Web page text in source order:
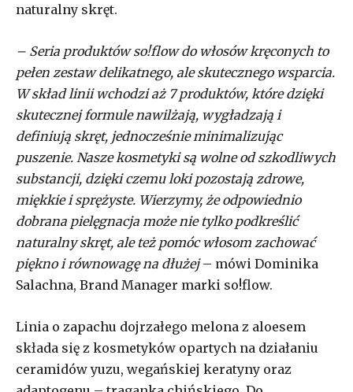
naturalny skręt.
– Seria produktów so!flow do włosów kręconych to
pełen zestaw delikatnego, ale skutecznego wsparcia.
W skład linii wchodzi aż 7 produktów, które dzięki
skutecznej formule nawilżają, wygładzają i
definiują skręt, jednocześnie minimalizując
puszenie. Nasze kosmetyki są wolne od szkodliwych
substancji, dzięki czemu loki pozostają zdrowe,
miękkie i sprężyste. Wierzymy, że odpowiednio
dobrana pielęgnacja może nie tylko podkreślić
naturalny skręt, ale też pomóc włosom zachować
piękno i równowagę na dłużej– mówi Dominika
Salachna, Brand Manager marki so!flow.
Linia o zapachu dojrzałego melona z aloesem
składa się z kosmetyków opartych na działaniu
ceramidów yuzu, wegańskiej keratyny oraz